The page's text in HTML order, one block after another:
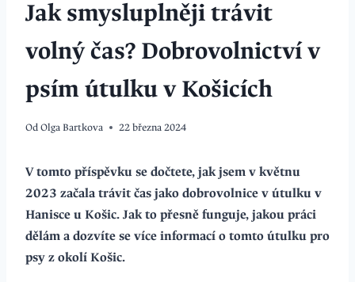
Jak smysluplněji trávit
volný čas? Dobrovolnictví v
psím útulku v Košicích
OdOlga Bartkova 22 března 2024
V tomto příspěvku se dočtete, jak jsem v květnu
2023 začala trávit čas jako dobrovolnice v útulku v
Hanisce u Košic. Jak to přesně funguje, jakou práci
dělám a dozvíte se více informací o tomto útulku pro
psy z okolí Košic.